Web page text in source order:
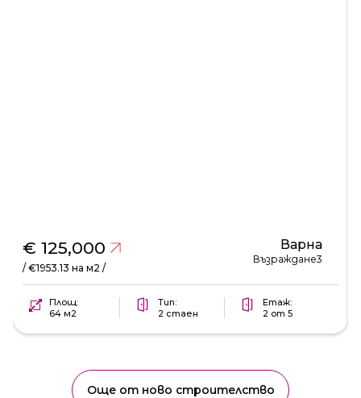
€ 125,000
/ €1953.13 на м2 /
Варна
Възраждане3
Площ:
64 м2
Тип:
2 стаен
Етаж:
2 от 5
Още от ново строителство